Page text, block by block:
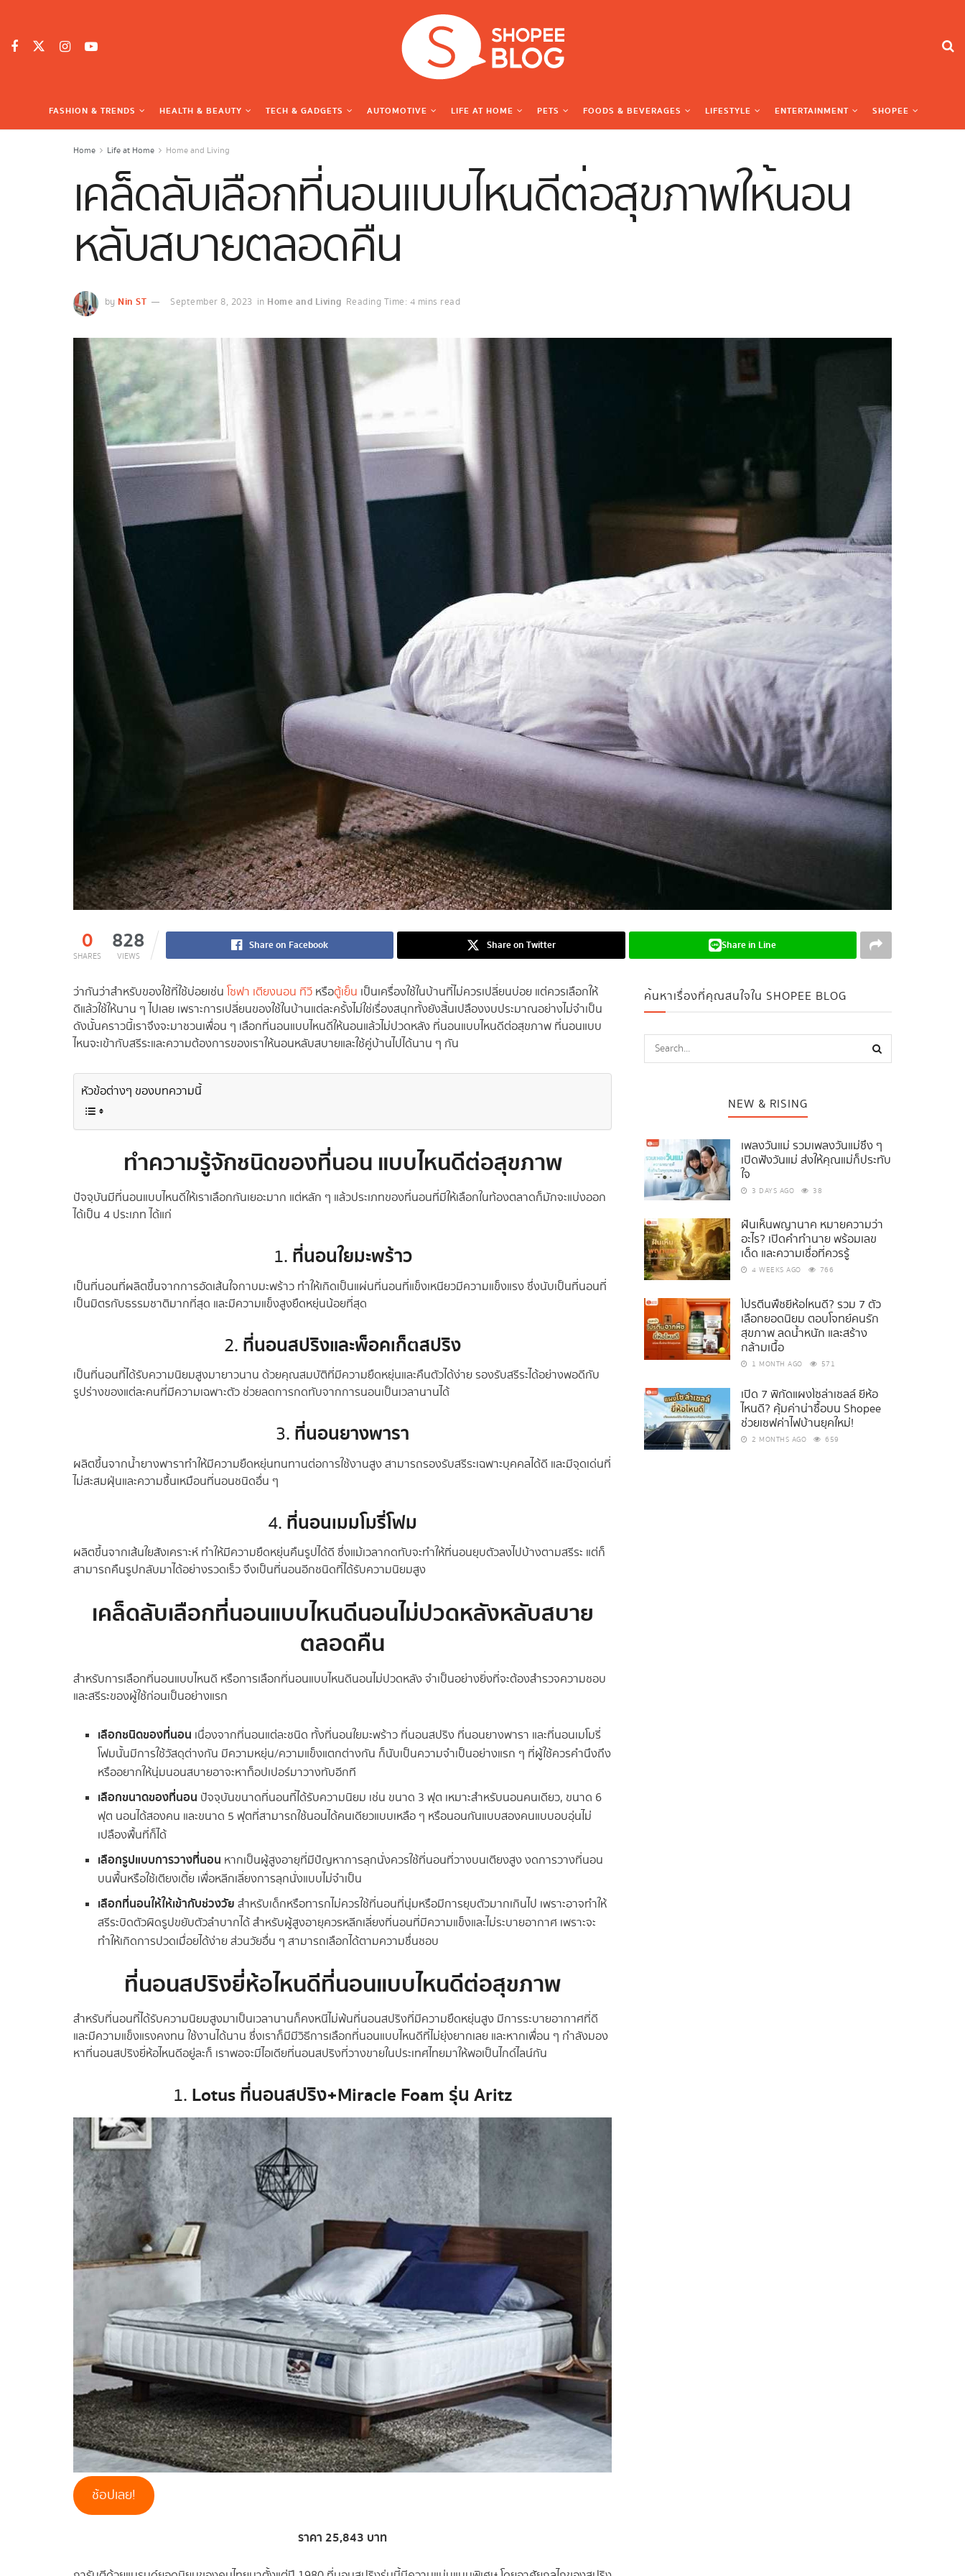
FASHION & TRENDS HEALTH & BEAUTY TECH & GADGETS AUTOMOTIVE LIFE AT HOME PETS FOODS & BEVERAGES LIFESTYLE ENTERTAINMENT SHOPEE
Home Life at Home Home and Living
เคล็ดลับเลือกที่นอนแบบไหนดีต่อสุขภาพให้นอน
หลับสบายตลอดคืน
by Nin ST September 8, 2023 in Home and Living Reading Time: 4 mins read
0
SHARES
828
VIEWS
Share on Facebook Share on Twitter Share in Line
ว่ากันว่าสำหรับของใช้ที่ใช้บ่อยเช่น โซฟา เตียงนอน ทีวี หรือตู้เย็น เป็นเครื่องใช้ในบ้านที่ไม่ควรเปลี่ยนบ่อย แต่ควรเลือกให้
ดีแล้วใช้ให้นาน ๆ ไปเลย เพราะการเปลี่ยนของใช้ในบ้านแต่ละครั้งไม่ใช่เรื่องสนุกทั้งยังสิ้นเปลืองงบประมาณอย่างไม่จำเป็น
ดังนั้นคราวนี้เราจึงจะมาชวนเพื่อน ๆ เลือกที่นอนแบบไหนดีให้นอนแล้วไม่ปวดหลัง ที่นอนแบบไหนดีต่อสุขภาพ ที่นอนแบบ
ไหนจะเข้ากับสรีระและความต้องการของเราให้นอนหลับสบายและใช้คู่บ้านไปได้นาน ๆ กัน
หัวข้อต่างๆ ของบทความนี้
ทำความรู้จักชนิดของที่นอน แบบไหนดีต่อสุขภาพ
ปัจจุบันมีที่นอนแบบไหนดีให้เราเลือกกันเยอะมาก แต่หลัก ๆ แล้วประเภทของที่นอนที่มีให้เลือกในท้องตลาดก็มักจะแบ่งออก
ได้เป็น 4 ประเภท ได้แก่
1. ที่นอนใยมะพร้าว
เป็นที่นอนที่ผลิตขึ้นจากการอัดเส้นใจกาบมะพร้าว ทำให้เกิดเป็นแผ่นที่นอนที่แข็งเหนียวมีความแข็งแรง ซึ่งนับเป็นที่นอนที่
เป็นมิตรกับธรรมชาติมากที่สุด และมีความแข็งสูงยืดหยุ่นน้อยที่สุด
2. ที่นอนสปริงและพ็อคเก็ตสปริง
เป็นที่นอนที่ได้รับความนิยมสูงมายาวนาน ด้วยคุณสมบัติที่มีความยืดหยุ่นและคืนตัวได้ง่าย รองรับสรีระได้อย่างพอดีกับ
รูปร่างของแต่ละคนที่มีความเฉพาะตัว ช่วยลดการกดทับจากการนอนเป็นเวลานานได้
3. ที่นอนยางพารา
ผลิตขึ้นจากน้ำยางพาราทำให้มีความยืดหยุ่นทนทานต่อการใช้งานสูง สามารถรองรับสรีระเฉพาะบุคคลได้ดี และมีจุดเด่นที่
ไม่สะสมฝุ่นและความชื้นเหมือนที่นอนชนิดอื่น ๆ
4. ที่นอนเมมโมรี่โฟม
ผลิตขึ้นจากเส้นใยสังเคราะห์ ทำให้มีความยืดหยุ่นคืนรูปได้ดี ซึ่งแม้เวลากดทับจะทำให้ที่นอนยุบตัวลงไปบ้างตามสรีระ แต่ก็
สามารถคืนรูปกลับมาได้อย่างรวดเร็ว จึงเป็นที่นอนอีกชนิดที่ได้รับความนิยมสูง
เคล็ดลับเลือกที่นอนแบบไหนดีนอนไม่ปวดหลังหลับสบาย
ตลอดคืน
สำหรับการเลือกที่นอนแบบไหนดี หรือการเลือกที่นอนแบบไหนดีนอนไม่ปวดหลัง จำเป็นอย่างยิ่งที่จะต้องสำรวจความชอบ
และสรีระของผู้ใช้ก่อนเป็นอย่างแรก
เลือกชนิดของที่นอน เนื่องจากที่นอนแต่ละชนิด ทั้งที่นอนใยมะพร้าว ที่นอนสปริง ที่นอนยางพารา และที่นอนเมโมรี่
โฟมนั้นมีการใช้วัสดุต่างกัน มีความหยุ่น/ความแข็งแตกต่างกัน ก็นับเป็นความจำเป็นอย่างแรก ๆ ที่ผู้ใช้ควรคำนึงถึง
หรืออยากให้นุ่มนอนสบายอาจะหาท็อปเปอร์มาวางทับอีกที
เลือกขนาดของที่นอน ปัจจุบันขนาดที่นอนที่ได้รับความนิยม เช่น ขนาด 3 ฟุต เหมาะสำหรับนอนคนเดียว, ขนาด 6
ฟุต นอนได้สองคน และขนาด 5 ฟุตที่สามารถใช้นอนได้คนเดียวแบบเหลือ ๆ หรือนอนกันแบบสองคนแบบอบอุ่นไม่
เปลืองพื้นที่ก็ได้
เลือกรูปแบบการวางที่นอน หากเป็นผู้สูงอายุที่มีปัญหาการลุกนั่งควรใช้ที่นอนที่วางบนเตียงสูง งดการวางที่นอน
บนพื้นหรือใช้เตียงเตี้ย เพื่อหลีกเลี่ยงการลุกนั่งแบบไม่จำเป็น
เลือกที่นอนให้ให้เข้ากับช่วงวัย สำหรับเด็กหรือทารกไม่ควรใช้ที่นอนที่นุ่มหรือมีการยุบตัวมากเกินไป เพราะอาจทำให้
สรีระบิดตัวผิดรูปขยับตัวลำบากได้ สำหรับผู้สูงอายุควรหลีกเลี่ยงที่นอนที่มีความแข็งและไม่ระบายอากาศ เพราะจะ
ทำให้เกิดการปวดเมื่อยได้ง่าย ส่วนวัยอื่น ๆ สามารถเลือกได้ตามความชื่นชอบ
ที่นอนสปริงยี่ห้อไหนดีที่นอนแบบไหนดีต่อสุขภาพ
สำหรับที่นอนที่ได้รับความนิยมสูงมาเป็นเวลานานก็คงหนีไม่พ้นที่นอนสปริงที่มีความยืดหยุ่นสูง มีการระบายอากาศที่ดี
และมีความแข็งแรงคงทน ใช้งานได้นาน ซึ่งเราก็มีมีวิธีการเลือกที่นอนแบบไหนดีที่ไม่ยุ่งยากเลย และหากเพื่อน ๆ กำลังมอง
หาที่นอนสปริงยี่ห้อไหนดีอยู่ละก็ เราพอจะมีไอเดียที่นอนสปริงที่วางขายในประเทศไทยมาให้พอเป็นไกด์ไลน์กัน
1. Lotus ที่นอนสปริง+Miracle Foam รุ่น Aritz
ช้อปเลย!
ราคา 25,843 บาท
ค้นหาเรื่องที่คุณสนใจใน SHOPEE BLOG
NEW & RISING
เพลงวันแม่ รวมเพลงวันแม่ซึ้ง ๆ
เปิดฟังวันแม่ ส่งให้คุณแม่ก็ประทับ
ใจ
3 DAYS AGO 38
ฝันเห็นพญานาค หมายความว่า
อะไร? เปิดคำทำนาย พร้อมเลข
เด็ด และความเชื่อที่ควรรู้
4 WEEKS AGO 766
โปรตีนพืชยี่ห้อไหนดี? รวม 7 ตัว
เลือกยอดนิยม ตอบโจทย์คนรัก
สุขภาพ ลดน้ำหนัก และสร้าง
กล้ามเนื้อ
1 MONTH AGO 571
เปิด 7 พิกัดแผงโซล่าเซลล์ ยี่ห้อ
ไหนดี? คุ้มค่าน่าซื้อบน Shopee
ช่วยเซฟค่าไฟบ้านยุคใหม่!
2 MONTHS AGO 659